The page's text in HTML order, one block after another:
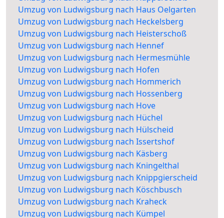
Umzug von Ludwigsburg nach Haus Oelgarten
Umzug von Ludwigsburg nach Heckelsberg
Umzug von Ludwigsburg nach Heisterschoß
Umzug von Ludwigsburg nach Hennef
Umzug von Ludwigsburg nach Hermesmühle
Umzug von Ludwigsburg nach Hofen
Umzug von Ludwigsburg nach Hommerich
Umzug von Ludwigsburg nach Hossenberg
Umzug von Ludwigsburg nach Hove
Umzug von Ludwigsburg nach Hüchel
Umzug von Ludwigsburg nach Hülscheid
Umzug von Ludwigsburg nach Issertshof
Umzug von Ludwigsburg nach Käsberg
Umzug von Ludwigsburg nach Kningelthal
Umzug von Ludwigsburg nach Knippgierscheid
Umzug von Ludwigsburg nach Köschbusch
Umzug von Ludwigsburg nach Kraheck
Umzug von Ludwigsburg nach Kümpel